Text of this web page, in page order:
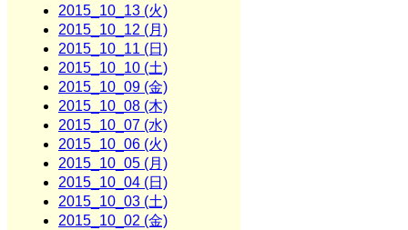
2015_10_13 (火)
2015_10_12 (月)
2015_10_11 (日)
2015_10_10 (土)
2015_10_09 (金)
2015_10_08 (木)
2015_10_07 (水)
2015_10_06 (火)
2015_10_05 (月)
2015_10_04 (日)
2015_10_03 (土)
2015_10_02 (金)